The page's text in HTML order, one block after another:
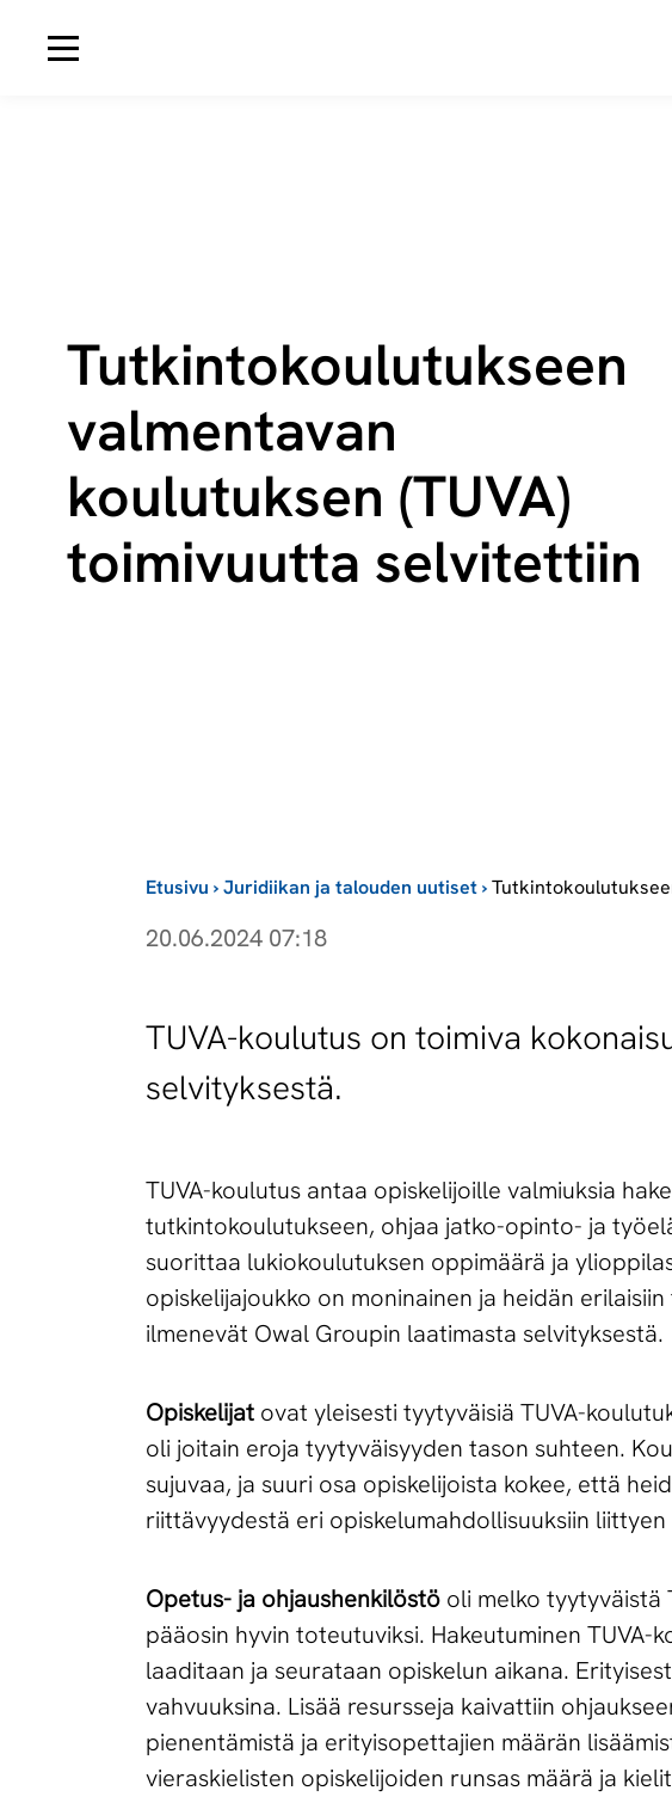
Tut­kin­to­kou­lu­tuk­seen
valmentavan
koulutuksen (TUVA)
toimivuutta selvitettiin
Etusivu ›Juridiikan ja talouden uutiset›
20.06.2024 07:18
TUVA-koulutus on toimiva
selvityksestä.
TUVA-koulutus antaa opiskelijoille valmiuksia
tutkintokoulutukseen, ohjaa jatko-opinto- ja
suorittaa lukiokoulutuksen oppimäärä ja
opiskelijajoukko on moninainen ja heidän
ilmenevät Owal Groupin laatimasta selvityksestä.
Opiskelijat ovat yleisesti tyytyväisiä TUVA-
oli joitain eroja tyytyväisyyden tason suhteen.
sujuvaa, ja suuri osa opiskelijoista kokee, että
riittävyydestä eri opiskelumahdollisuuksiin
Opetus- ja ohjaushenkilöstö oli melko tyytyväistä
pääosin hyvin toteutuviksi. Hakeutuminen TUVA-
laaditaan ja seurataan opiskelun aikana.
vahvuuksina. Lisää resursseja kaivattiin
pienentämistä ja erityisopettajien määrän
vieraskielisten opiskelijoiden runsas määrä ja